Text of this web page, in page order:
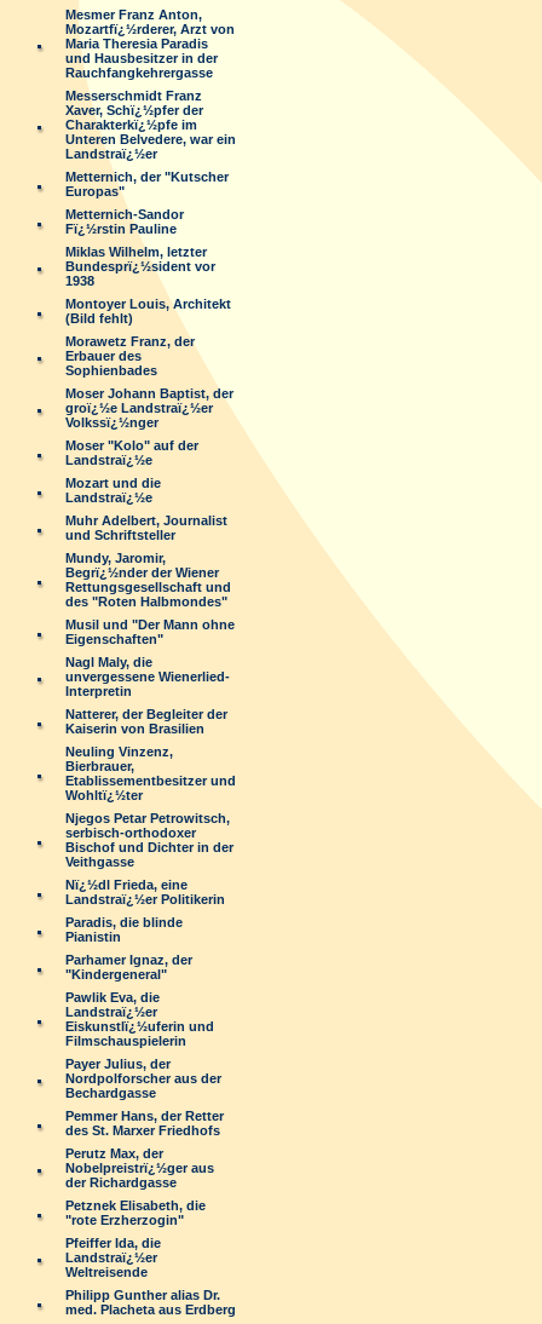
Mesmer Franz Anton,
Mozartfï¿½rderer, Arzt von
Maria Theresia Paradis
und Hausbesitzer in der
Rauchfangkehrergasse
Messerschmidt Franz
Xaver, Schï¿½pfer der
Charakterkï¿½pfe im
Unteren Belvedere, war ein
Landstraï¿½er
Metternich, der "Kutscher
Europas"
Metternich-Sandor
Fï¿½rstin Pauline
Miklas Wilhelm, letzter
Bundesprï¿½sident vor
1938
Montoyer Louis, Architekt
(Bild fehlt)
Morawetz Franz, der
Erbauer des
Sophienbades
Moser Johann Baptist, der
groï¿½e Landstraï¿½er
Volkssï¿½nger
Moser "Kolo" auf der
Landstraï¿½e
Mozart und die
Landstraï¿½e
Muhr Adelbert, Journalist
und Schriftsteller
Mundy, Jaromir,
Begrï¿½nder der Wiener
Rettungsgesellschaft und
des "Roten Halbmondes"
Musil und "Der Mann ohne
Eigenschaften"
Nagl Maly, die
unvergessene Wienerlied-
Interpretin
Natterer, der Begleiter der
Kaiserin von Brasilien
Neuling Vinzenz,
Bierbrauer,
Etablissementbesitzer und
Wohltï¿½ter
Njegos Petar Petrowitsch,
serbisch-orthodoxer
Bischof und Dichter in der
Veithgasse
Nï¿½dl Frieda, eine
Landstraï¿½er Politikerin
Paradis, die blinde
Pianistin
Parhamer Ignaz, der
"Kindergeneral"
Pawlik Eva, die
Landstraï¿½er
Eiskunstlï¿½uferin und
Filmschauspielerin
Payer Julius, der
Nordpolforscher aus der
Bechardgasse
Pemmer Hans, der Retter
des St. Marxer Friedhofs
Perutz Max, der
Nobelpreistrï¿½ger aus
der Richardgasse
Petznek Elisabeth, die
"rote Erzherzogin"
Pfeiffer Ida, die
Landstraï¿½er
Weltreisende
Philipp Gunther alias Dr.
med. Placheta aus Erdberg